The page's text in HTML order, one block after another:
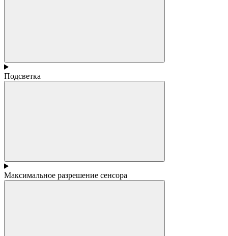
Подсветка
Максимальное разрешение сенсора